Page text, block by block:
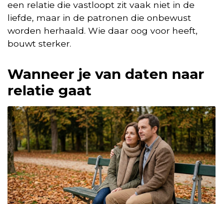
een relatie die vastloopt zit vaak niet in de
liefde, maar in de patronen die onbewust
worden herhaald. Wie daar oog voor heeft,
bouwt sterker.
Wanneer je van daten naar
relatie gaat